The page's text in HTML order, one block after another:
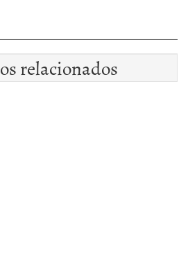
relacionados